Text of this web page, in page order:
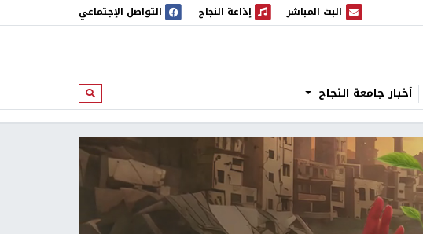
البث المباشر
البث المباشر إذاعة النجاح
إذاعة النجاح التواصل الإجتماعي
أخبار جامعة النجاح ابحث